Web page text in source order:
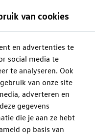
van cookies
en advertenties te
social media te
te analyseren. Ook
van onze site
adverteren en
gegevens
die je aan ze hebt
op basis van